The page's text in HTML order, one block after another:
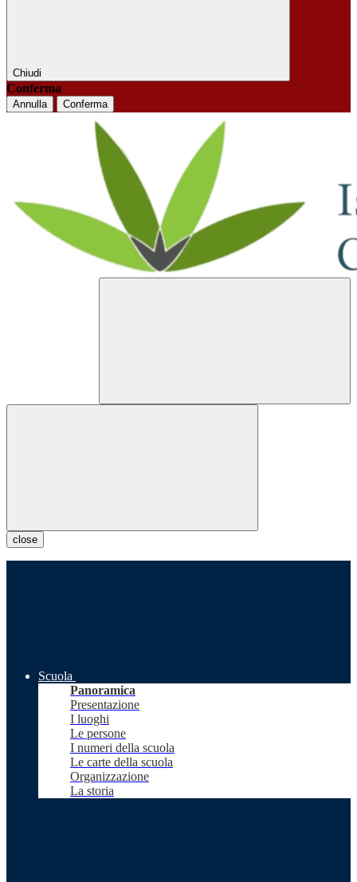
Chiudi
Conferma
Annulla Conferma
close
Scuola
Panoramica
Presentazione
I luoghi
Le persone
I numeri della scuola
Le carte della scuola
Organizzazione
La storia